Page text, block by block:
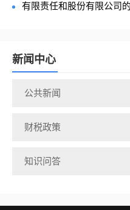
有限责任和股份有限公司
新闻中心
公共新闻
财税政策
知识问答